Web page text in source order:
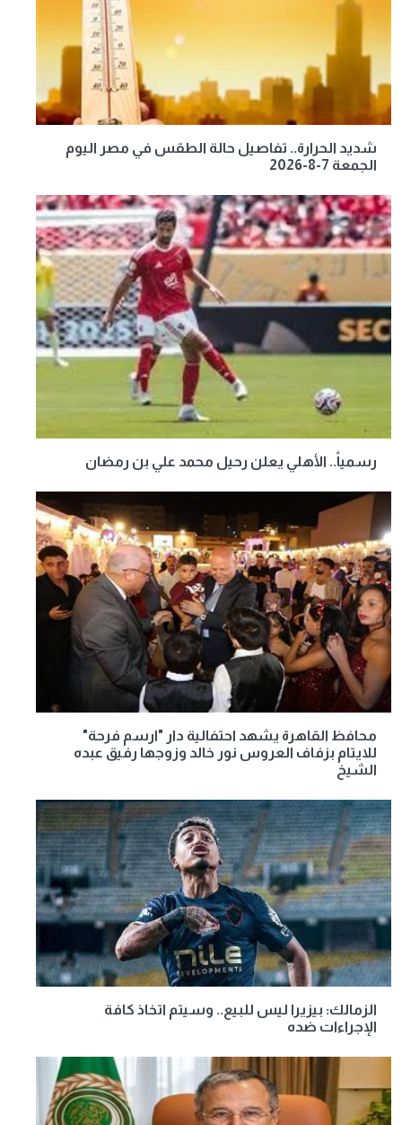
شديد الحرارة.. تفاصيل حالة الطقس في مصر اليوم
الجمعة 7-8-2026
رسمياً.. الأهلي يعلن رحيل محمد علي بن رمضان
محافظ القاهرة يشهد احتفالية دار "ارسم فرحة"
للايتام بزفاف العروس نور خالد وزوجها رفيق عبده
الشيخ
الزمالك: بيزيرا ليس للبيع.. وسيتم اتخاذ كافة
الإجراءات ضده